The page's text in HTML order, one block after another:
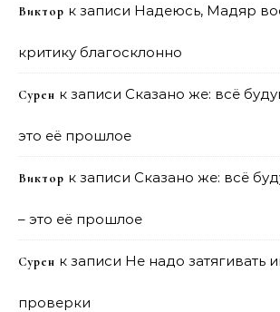
Виктор к записи Надеюсь, Мадяр
критику благосклонно
Сурен к записи Сказано же: всё
это её прошлое
Виктор к записи Сказано же: всё
– это её прошлое
Сурен к записи Не надо затягивать
проверки